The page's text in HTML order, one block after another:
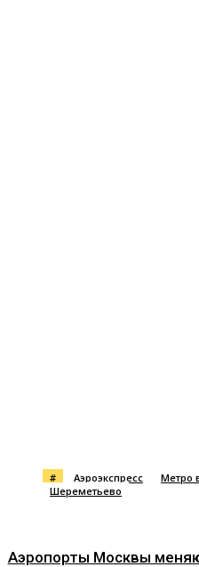
# Аэроэкспресс Метро
Шереметьево
Аэропорты Москвы